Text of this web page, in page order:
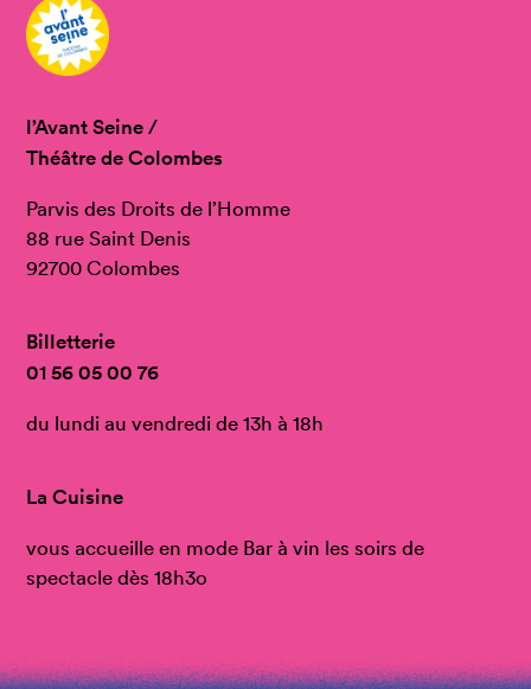
l’Avant Seine /
Théâtre de Colombes
Parvis des Droits de l’Homme
88 rue Saint Denis
92700 Colombes
Billetterie
01 56 05 00 76
du lundi au vendredi de 13h à 18h
La Cuisine
vous accueille en mode Bar à vin les soirs de
spectacle dès 18h3o